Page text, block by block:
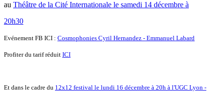
au Théâtre de la Cité Internationale le samedi 14 décembre à
20h30
Evénement FB ICI : Cosmophonies Cyril Hernandez - Emmanuel Labard
Profiter du tarif réduit ICI
Et dans le cadre du 12x12 festival le lundi 16 décembre à 20h à l'UGC Lyon -